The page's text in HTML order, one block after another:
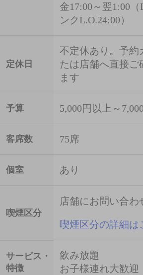
金17:00～翌1:00（
ンクL.O.24:00）
定休日
不定休あり。予約
たは店舗へ直接ご
ます
予算 5,000円以上～
客席数 75席
個室 あり
喫煙区分
店舗にお問い合わ
喫煙区分の詳細は
サービス・
特徴
飲み放題
お子様連れ大歓迎